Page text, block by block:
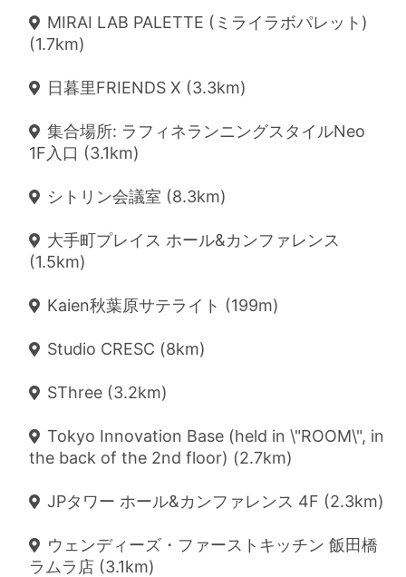
MIRAI LAB PALETTE (ミライラボパレット)
(1.7km)
日暮里FRIENDS X (3.3km)
集合場所: ラフィネランニングスタイルNeo
1F入口 (3.1km)
シトリン会議室 (8.3km)
大手町プレイス ホール&カンファレンス
(1.5km)
Kaien秋葉原サテライト (199m)
Studio CRESC (8km)
SThree (3.2km)
Tokyo Innovation Base (held in \"ROOM\", in
the back of the 2nd floor) (2.7km)
JPタワー ホール&カンファレンス 4F (2.3km)
ウェンディーズ・ファーストキッチン 飯田橋
ラムラ店 (3.1km)